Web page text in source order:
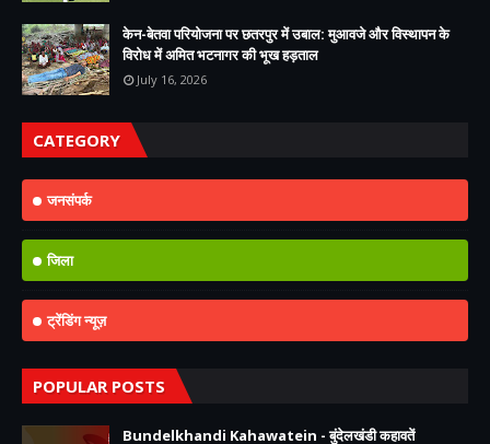
केन-बेतवा परियोजना पर छतरपुर में उबाल: मुआवजे और विस्थापन के
विरोध में अमित भटनागर की भूख हड़ताल
July 16, 2026
CATEGORY
जनसंपर्क
जिला
ट्रेंडिंग न्यूज़
POPULAR POSTS
Bundelkhandi Kahawatein - बुंदेलखंडी कहावतें